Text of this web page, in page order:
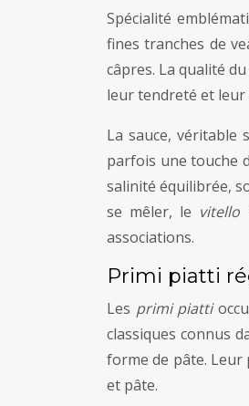
Spécialité
fines tranches de
câpres. La qualité
leur tendreté et leur
La sauce, véritable
parfois une touche
salinité équilibrée,
se mêler, le vitello
associations.
Primi piatti
Les primi piatti
classiques connus
forme de pâte. Leur
et pâte.